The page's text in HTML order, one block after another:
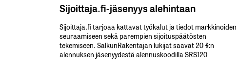
Sijoittaja.fi-jäsenyys alehintaan
Sijoittaja.fi tarjoaa kattavat työkalut ja tiedot markkinoiden
seuraamiseen sekä parempien sijoituspäätösten
tekemiseen. SalkunRakentajan lukijat saavat 20 %:n
alennuksen jäsenyydestä alennuskoodilla SRSI20